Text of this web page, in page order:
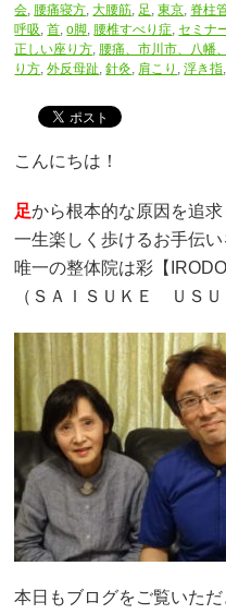
会, 腰痛寝方,大腰筋, 足 ,東京, 脊柱
呼吸,首,o脚, 腰椎すべり症,セミナ
正しい座り方, 腰痛、市川市、八幡
り方,外反母趾,針灸, 肩こり ,浮き指
こんにちは！
足から根本的な原因を追
一生楽しく歩けるお手伝
唯一の整体院は彩【
（ＳＡＩＳＵＫＥ ＵＳＵ
本日もブログをご覧いただ